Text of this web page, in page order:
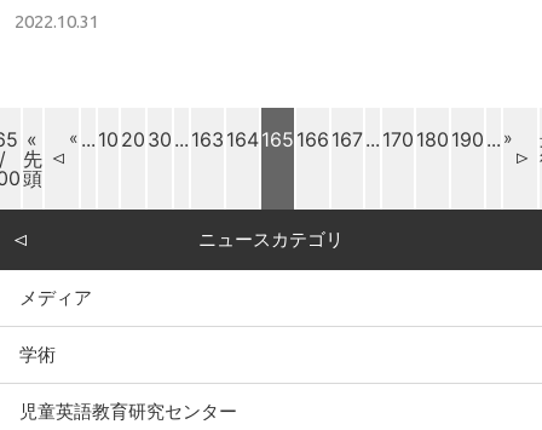
2022.10.31
«
先
頭
« ... 10 20 30 ... 163 164165 166 167... 170 180 190 ... »
ニュースカテゴリ
メディア
学術
児童英語教育研究センター